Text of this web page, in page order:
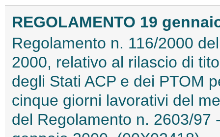
REGOLAMENTO 19
Regolamento n. 116/2000
2000, relativo al rilascio di
degli Stati ACP e dei PTOM
cinque giorni lavorativi del
del Regolamento n. 2603/97